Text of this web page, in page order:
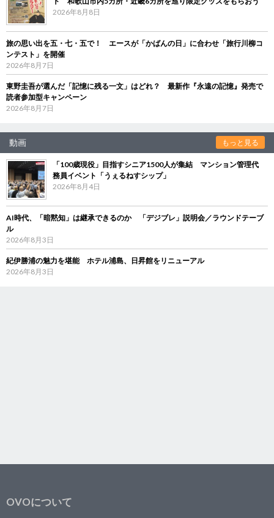
2026年8月8日
旅の思い出を五・七・五で！ エースが「かばんの日」に合わせ「旅行川柳コ
ンテスト」を開催
2026年8月7日
東野圭吾が選んだ「記憶に残る一文」はどれ？ 最新作『永遠の記憶』発売で
読者参加型キャンペーン
2026年8月7日
動画 もっと見る
「100歳現役」目指すシニア1500人が集結 マンション管理代
務員イベント「うぇるねすシップ」
2026年8月4日
AI時代、「暗黙知」は継承できるのか 「デジブレ」説明会／ラウンドテーブ
ル
2026年8月3日
紀伊勝浦の魅力を堪能 ホテル浦島、日昇館をリニューアル
2026年8月3日
OVOについて